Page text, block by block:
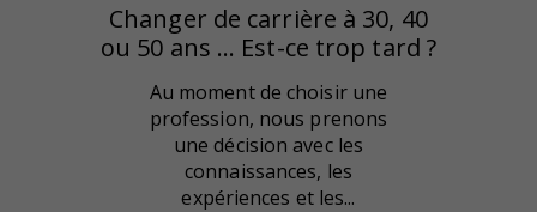
Changer de carrière à 30, 40
ou 50 ans … Est-ce trop tard ?
Au moment de choisir une
profession, nous prenons
une décision avec les
connaissances, les
expériences et les...